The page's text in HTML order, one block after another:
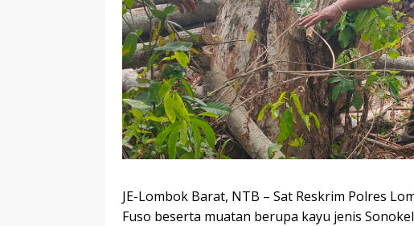
JE-Lombok Barat, NTB – Sat Reskrim Polres
Fuso beserta muatan berupa kayu jenis